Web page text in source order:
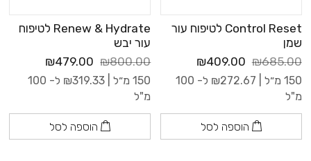
Control Reset לטיפוח עור
שמן
₪685.00
₪409.00
150 מ״ל | ₪272.67
ל- 100
מ"ל
הוספה לסל
Renew & Hydrate לטיפוח
עור יבש
₪800.00
₪479.00
150 מ״ל | ₪319.33
ל- 100
מ"ל
הוספה לסל